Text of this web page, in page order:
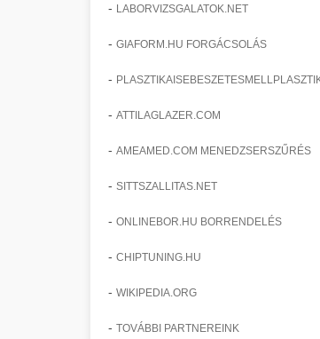
- LABORVIZSGALATOK.NET
- GIAFORM.HU FORGÁCSOLÁS
-
- ATTILAGLAZER.COM
- AMEAMED.COM MENEDZSERSZŰRÉS
- SITTSZALLITAS.NET
- ONLINEBOR.HU BORRENDELÉS
- CHIPTUNING.HU
- WIKIPEDIA.ORG
- TOVÁBBI PARTNEREINK